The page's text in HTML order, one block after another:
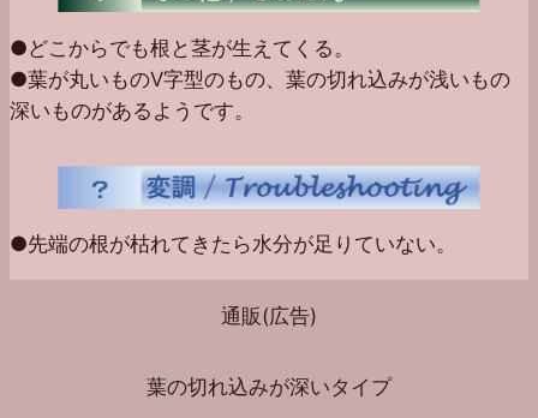
●どこからでも根と茎が生えてくる。
●葉が丸いものV字型のもの、葉の切れ込みが浅いもの
深いものがあるようです。
●先端の根が枯れてきたら水分が足りていない。
通販(広告)
葉の切れ込みが深いタイプ